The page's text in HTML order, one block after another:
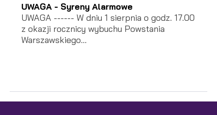
UWAGA - Syreny Alarmowe
UWAGA ------ W dniu 1 sierpnia o godz. 17.00
z okazji rocznicy wybuchu Powstania
Warszawskiego...